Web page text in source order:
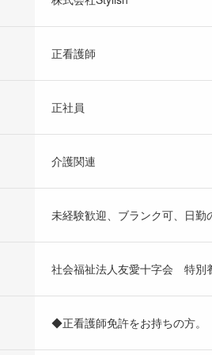
正看護師
正社員
介護関連
未経験歓迎、ブランク可、日勤
社会福祉法人友愛十字会 特別
◆正看護師免許をお持ちの方。